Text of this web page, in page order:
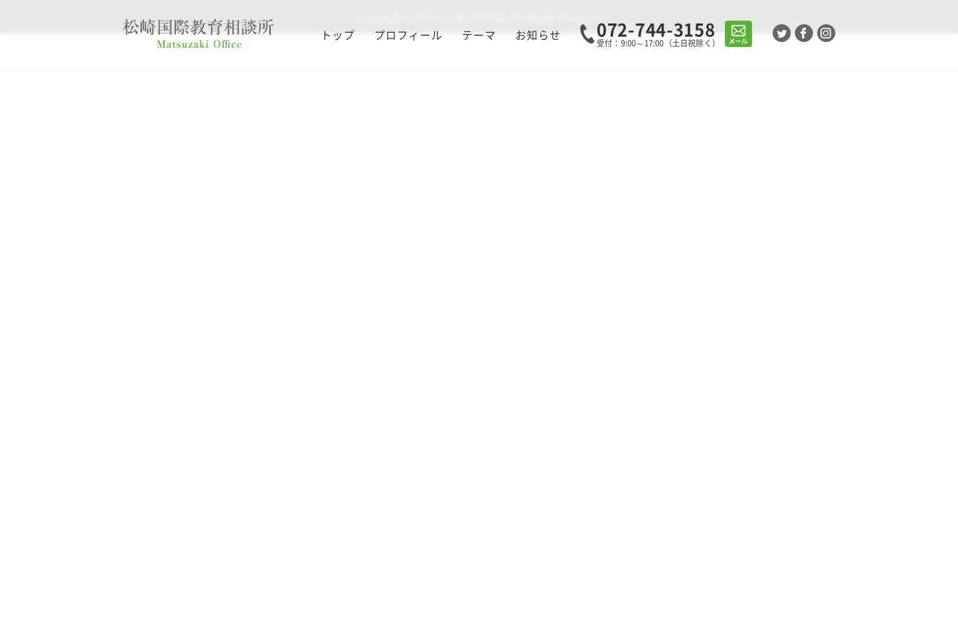
トップ プロフィール テーマ お知らせ 072-744-3158
受付：9:00～17:00（土日祝除く）